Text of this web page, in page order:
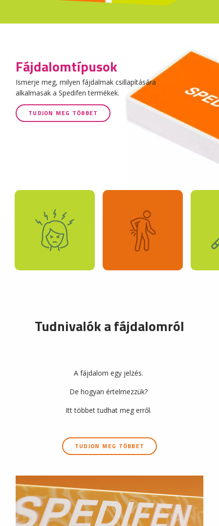
Fájdalomtípusok
Ismerje meg, milyen fájdalmak csillapítására
alkalmasak a Spedifen termékek.
TUDJON MEG TÖBBET
Tudnivalók a fájdalomról
A fájdalom egy jelzés.
De hogyan értelmezzük?
Itt többet tudhat meg erről.
TUDJON MEG TÖBBET